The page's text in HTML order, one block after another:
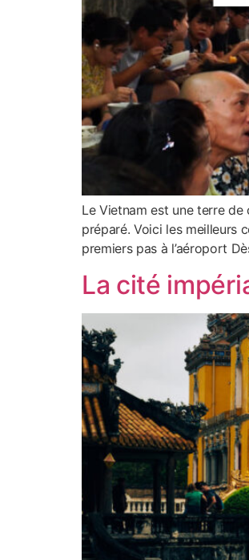
Le Vietnam est une terre de
préparé. Voici les meilleurs
premiers pas à l’aéroport
La cité